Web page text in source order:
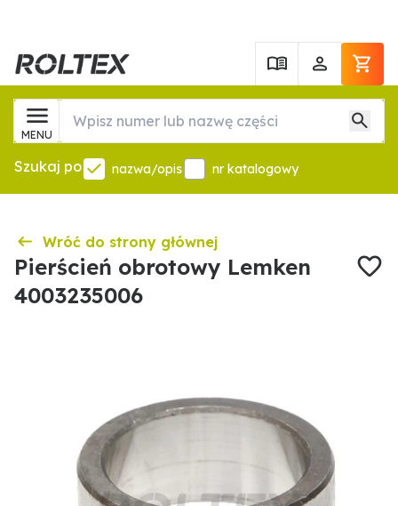
MENU
Szukaj po nazwa/opis nr katalogowy
Wróć do strony głównej
Pierścień obrotowy Lemken
4003235006